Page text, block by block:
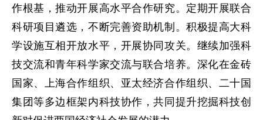
作根基，推动开展高水平合作研究。定期开展联合
科研项目遴选，不断完善资助机制。积极提高大科
学设施互相开放水平，开展协同攻关。继续加强科
技交流和青年科学家交流与联合培养。深化在金砖
国家、上海合作组织、亚太经济合作组织、二十国
集团等多边框架内科技协作，共同提升挖掘科技创